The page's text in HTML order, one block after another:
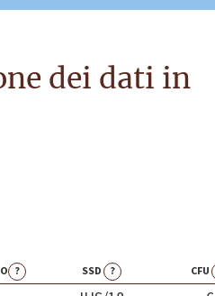
dei dati in
? SSD ? CFU